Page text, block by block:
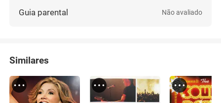
Guia parental Não avaliado
Similares